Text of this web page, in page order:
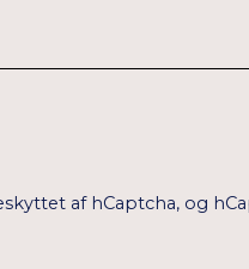
af hCaptcha, og